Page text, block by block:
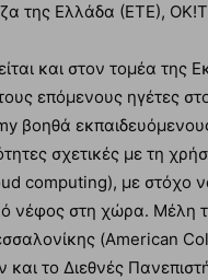
της Ελλάδα (ΕΤΕ),
και στον τομέα της
επόμενους ηγέτες
βοηθά
σχετικές με τη
computing), με στόχο
νέφος στη χώρα. Μέλη
(American
το Διεθνές